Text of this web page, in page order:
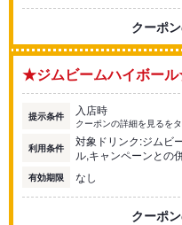
クーポ
★ジムビームハイボー
提示条件 入店時
クーポンの詳細を見るを
利用条件
対象ドリンク:ジムビ
ル,キャンペーンとの
有効期限 なし
クーポ